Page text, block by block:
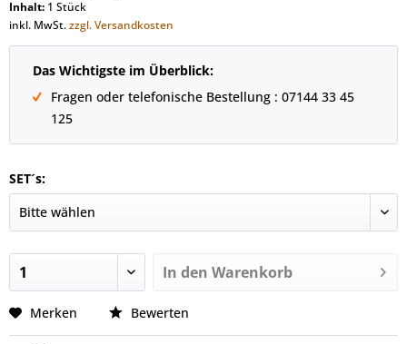
Inhalt: 1 Stück
inkl. MwSt.zzgl. Versandkosten
Das Wichtigste im Überblick:
Fragen oder telefonische Bestellung : 07144 33 45
125
SET´s:
In den Warenkorb
Merken Bewerten